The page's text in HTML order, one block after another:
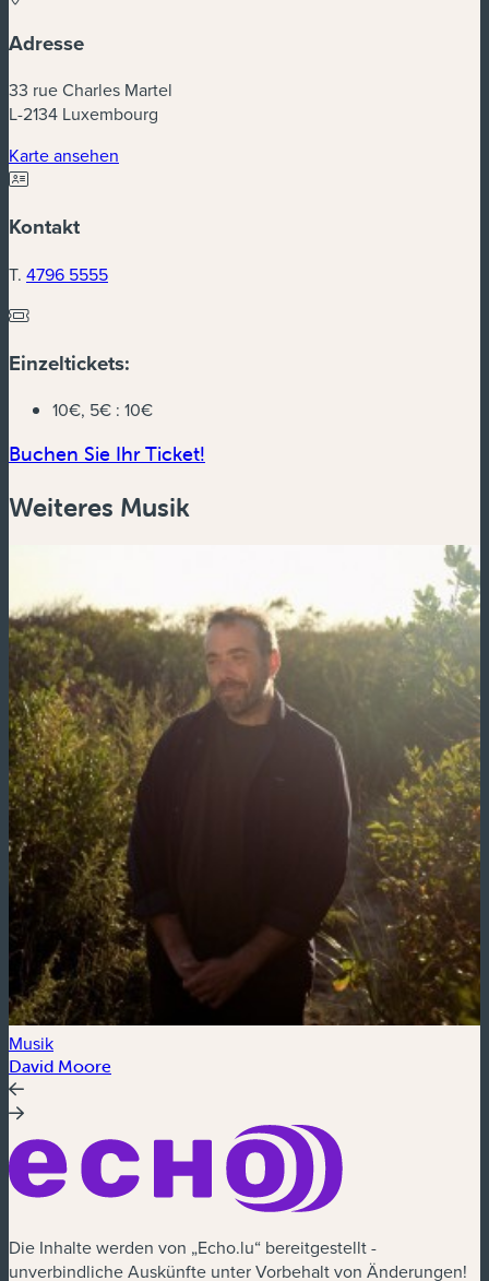
Adresse
33 rue Charles Martel
L-2134 Luxembourg
Karte ansehen
Kontakt
T. 4796 5555
Einzeltickets:
10€, 5€ : 10€
Buchen Sie Ihr Ticket!
Weiteres Musik
Musik
David Moore
Die Inhalte werden von „Echo.lu“ bereitgestellt -
unverbindliche Auskünfte unter Vorbehalt von Änderungen!